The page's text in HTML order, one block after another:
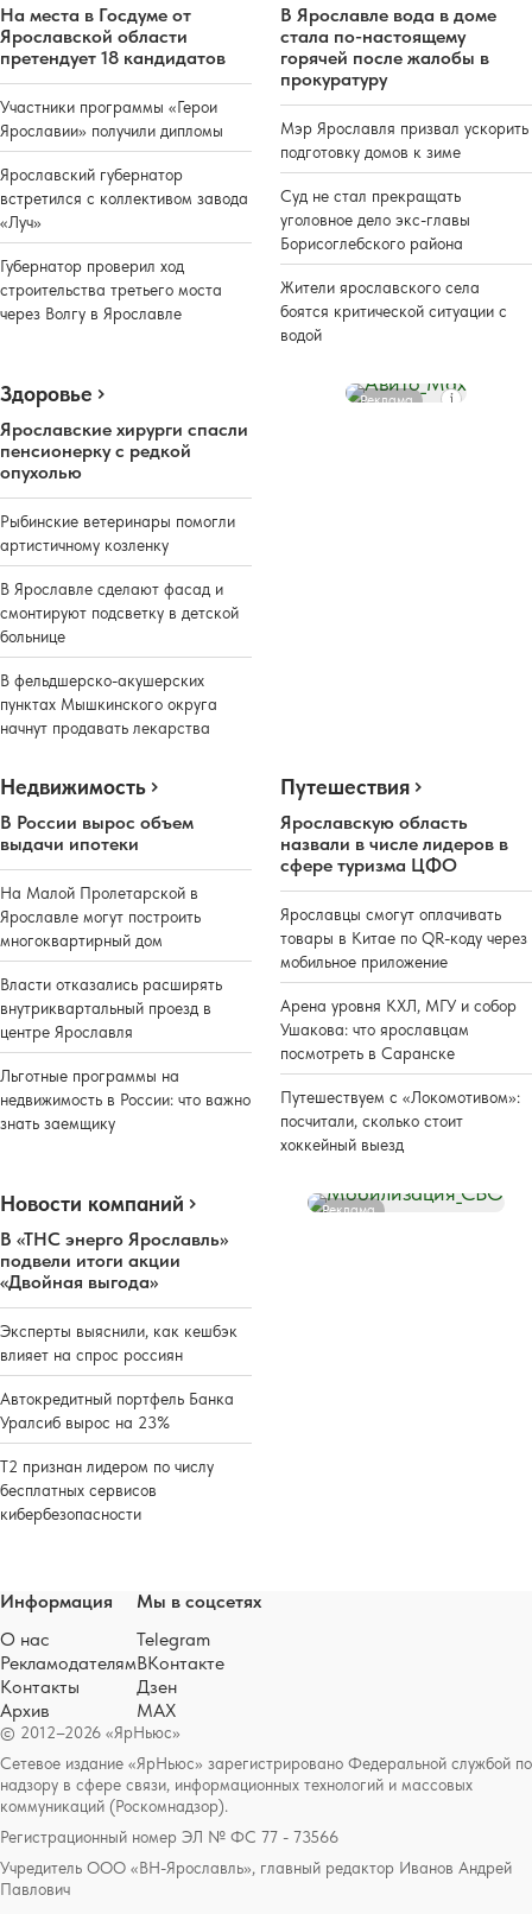
На места в Госдуме от
Ярославской области
претендует 18 кандидатов
Участники программы «Герои
Ярославии» получили дипломы
Ярославский губернатор
встретился с коллективом завода
«Луч»
Губернатор проверил ход
строительства третьего моста
через Волгу в Ярославле
В Ярославле вода в доме
стала по-настоящему
горячей после жалобы в
прокуратуру
Мэр Ярославля призвал ускорить
подготовку домов к зиме
Суд не стал прекращать
уголовное дело экс-главы
Борисоглебского района
Жители ярославского села
боятся критической ситуации с
водой
Здоровье
Ярославские хирурги спасли
пенсионерку с редкой
опухолью
Рыбинские ветеринары помогли
артистичному козленку
В Ярославле сделают фасад и
смонтируют подсветку в детской
больнице
В фельдшерско-акушерских
пунктах Мышкинского округа
начнут продавать лекарства
Реклама
Недвижимость
В России вырос объем
выдачи ипотеки
На Малой Пролетарской в
Ярославле могут построить
многоквартирный дом
Власти отказались расширять
внутриквартальный проезд в
центре Ярославля
Льготные программы на
недвижимость в России: что важно
знать заемщику
Путешествия
Ярославскую область
назвали в числе лидеров в
сфере туризма ЦФО
Ярославцы смогут оплачивать
товары в Китае по QR-коду через
мобильное приложение
Арена уровня КХЛ, МГУ и собор
Ушакова: что ярославцам
посмотреть в Саранске
Путешествуем с «Локомотивом»:
посчитали, сколько стоит
хоккейный выезд
Новости компаний
В «ТНС энерго Ярославль»
подвели итоги акции
«Двойная выгода»
Эксперты выяснили, как кешбэк
влияет на спрос россиян
Автокредитный портфель Банка
Уралсиб вырос на 23%
Т2 признан лидером по числу
бесплатных сервисов
кибербезопасности
Реклама
© 2012–2026 «ЯрНьюс»
Сетевое издание «ЯрНьюс» зарегистрировано Федеральной службой по
надзору в сфере связи, информационных технологий и массовых
коммуникаций (Роскомнадзор).
Регистрационный номер ЭЛ № ФС 77 - 73566
Учредитель ООО «ВН-Ярославль», главный редактор Иванов Андрей
Павлович
Информация
О нас
Рекламодателям
Контакты
Архив
Мы в соцсетях
Telegram
ВКонтакте
Дзен
MAX